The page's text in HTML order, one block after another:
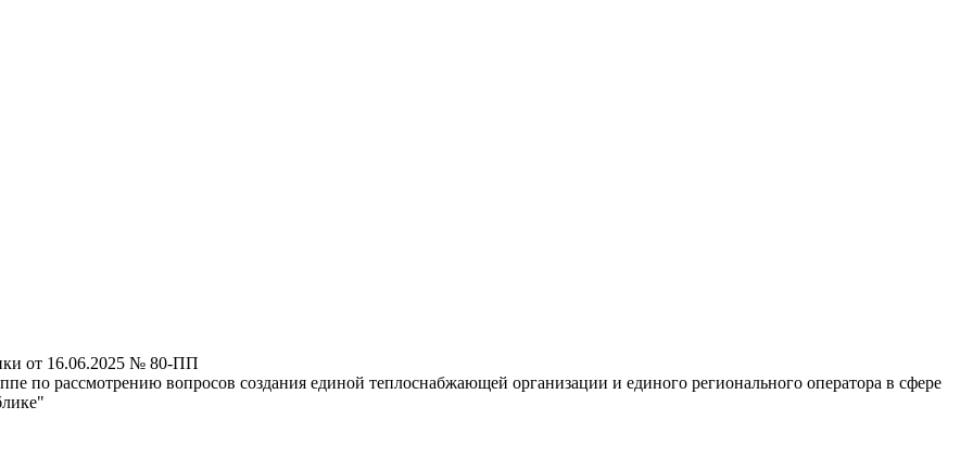
от 16.06.2025 № 80-ПП
по рассмотрению вопросов создания единой теплоснабжающей организации и единого регионального оператора в сфере